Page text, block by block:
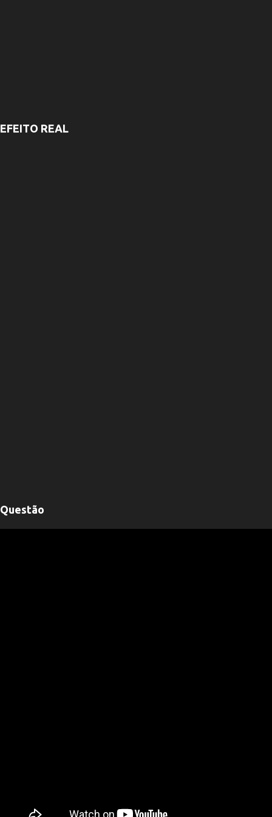
EFEITO REAL
Questão